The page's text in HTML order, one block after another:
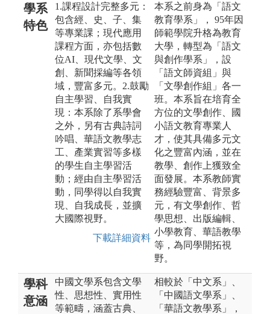
學系
特色
1.課程設計完整多元：
包含經、史、子、集
等專業課；現代應用
課程方面，亦包括數
位AI、現代文學、文
創、新聞採編等各領
域，豐富多元。2.鼓勵
自主學習、自我實
現：本系除了系學會
之外，另有古典詩詞
吟唱、華語文教學志
工、產業實習等多樣
的學生自主學習活
動；經由自主學習活
動，同學得以自我實
現、自我成長，並擴
大國際視野。
下載詳細資料
本系之前身為「語文
教育學系」， 95年因
師範學院升格為教育
大學，轉型為「語文
與創作學系」，設
「語文師資組」與
「文學創作組」各一
班。本系旨在培育全
方位的文學創作、國
小語文教育專業人
才，使其具備多元文
化之豐富內涵，並在
教學、創作上獲致全
面發展。本系教師實
務經驗豐富、背景多
元，有文學創作、哲
學思想、出版編輯、
小學教育、華語教學
等，為同學開拓視
野。
學科
意涵
中國文學系包含文學
性、思想性、實用性
等範疇，涵蓋古典、
相較於「中文系」、
「中國語文學系」、
「華語文教學系」，